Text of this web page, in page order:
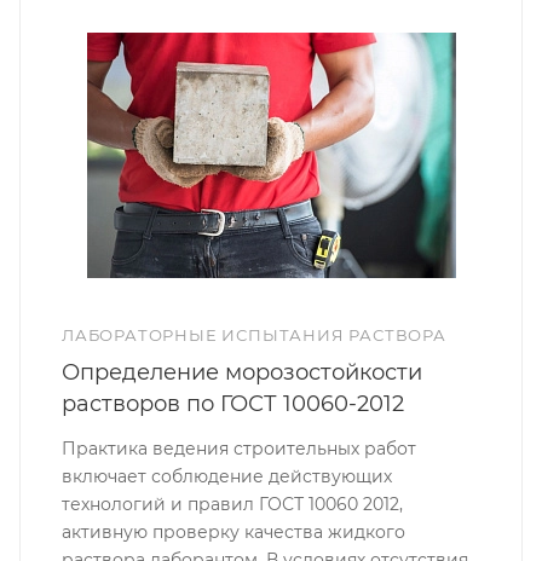
ЛАБОРАТОРНЫЕ ИСПЫТАНИЯ РАСТВОРА
Определение морозостойкости
растворов по ГОСТ 10060-2012
Практика ведения строительных работ
включает соблюдение действующих
технологий и правил ГОСТ 10060 2012,
активную проверку качества жидкого